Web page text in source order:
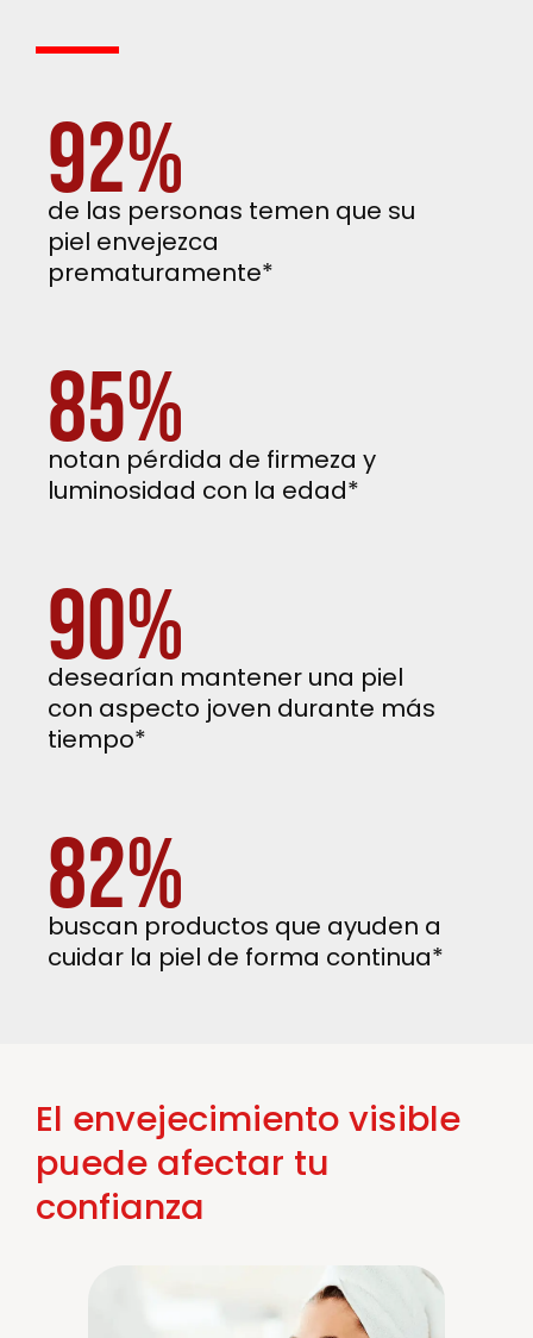
92%
de las personas temen que su
piel envejezca
prematuramente*
85%
notan pérdida de firmeza y
luminosidad con la edad*
90%
desearían mantener una piel
con aspecto joven durante más
tiempo*
82%
buscan productos que ayuden a
cuidar la piel de forma continua*
El envejecimiento visible
puede afectar tu
confianza